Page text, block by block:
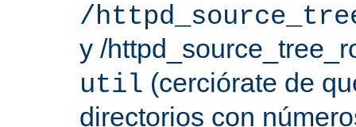
/
y /
util (cerciórate de
directorios con